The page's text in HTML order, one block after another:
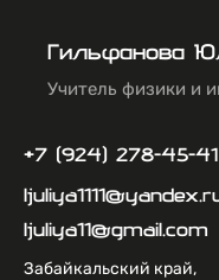
Гильфанова
Учитель физики и
+7 (924) 278-45-41
ljuliya11@gmail.com
Забайкальский край,